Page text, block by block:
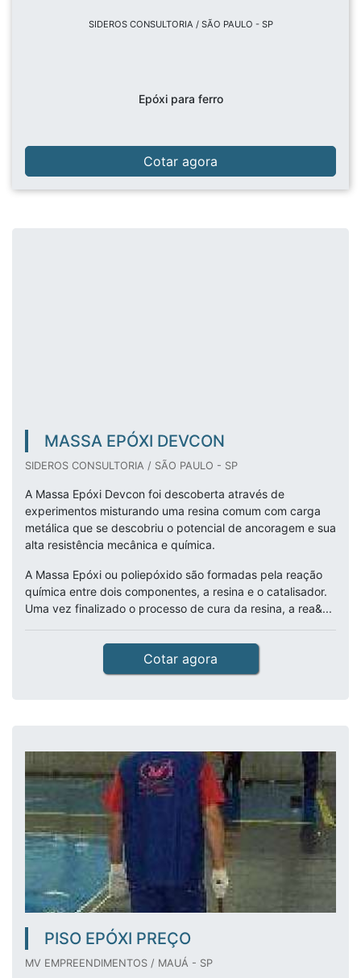
SIDEROS CONSULTORIA / SÃO PAULO - SP
Epóxi para ferro
Cotar agora
MASSA EPÓXI DEVCON
SIDEROS CONSULTORIA / SÃO PAULO - SP
A Massa Epóxi Devcon foi descoberta através de
experimentos misturando uma resina comum com carga
metálica que se descobriu o potencial de ancoragem e sua
alta resistência mecânica e química.
A Massa Epóxi ou poliepóxido são formadas pela reação
química entre dois componentes, a resina e o catalisador.
Uma vez finalizado o processo de cura da resina, a rea&...
Cotar agora
PISO EPÓXI PREÇO
MV EMPREENDIMENTOS / MAUÁ - SP